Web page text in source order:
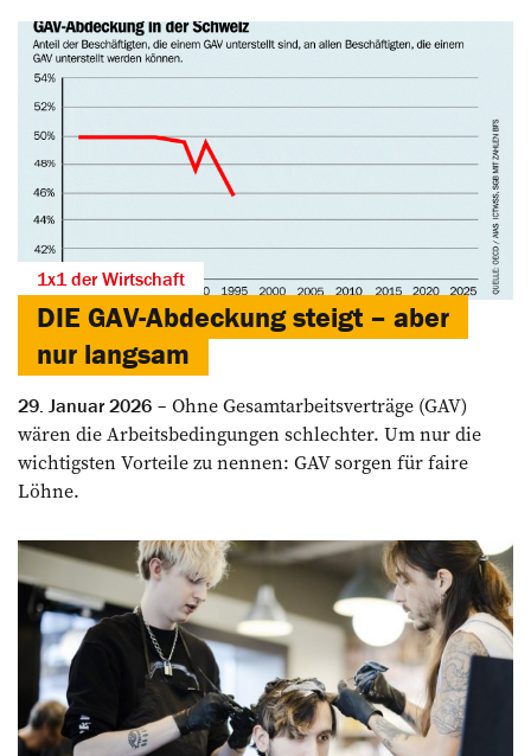
1x1 der Wirtschaft
DIE GAV-Abdeckung steigt – aber
nur langsam
29. Januar 2026
Ohne Gesamtarbeitsverträge (GAV)
wären die Arbeitsbedingungen schlechter. Um nur die
wichtigsten Vorteile zu nennen: GAV sorgen für faire
Löhne.